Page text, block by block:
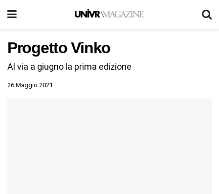
Progetto Vinko
Al via a giugno la prima edizione
26 Maggio 2021